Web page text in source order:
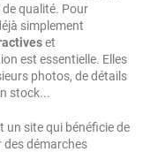
de qualité. Pour
simplement
et
est essentielle. Elles
photos, de détails
stock...
un site qui bénéficie de
des démarches